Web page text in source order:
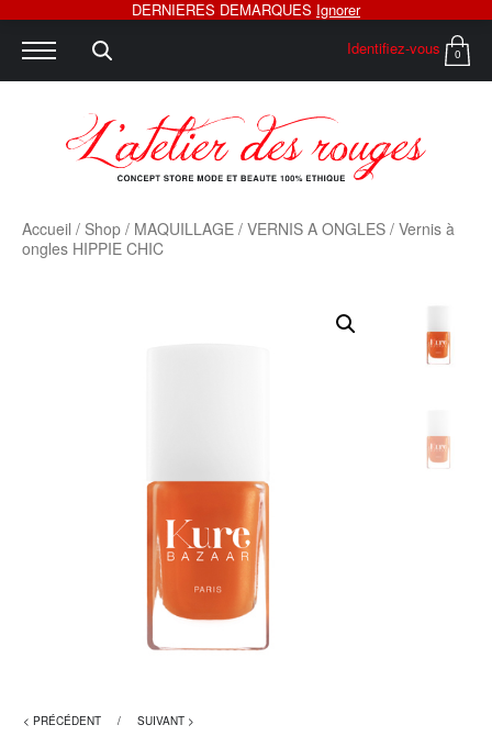
Identifiez-vous 0
Accueil / Shop / MAQUILLAGE / VERNIS A ONGLES / Vernis à
ongles HIPPIE CHIC
< PRÉCÉDENT / SUIVANT >
DERNIERES DEMARQUES Ignorer